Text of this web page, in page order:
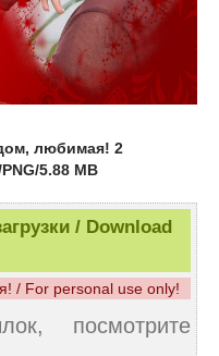
любимая! 2
5.88 MB
/ Download
/ For personal use only!
посмотрите